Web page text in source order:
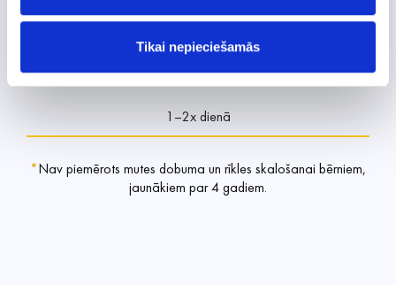
Tikai nepieciešamās
2–3x dienā
1–2x dienā
*Nav piemērots mutes dobuma un rīkles skalošanai bērniem,
jaunākiem par 4 gadiem.